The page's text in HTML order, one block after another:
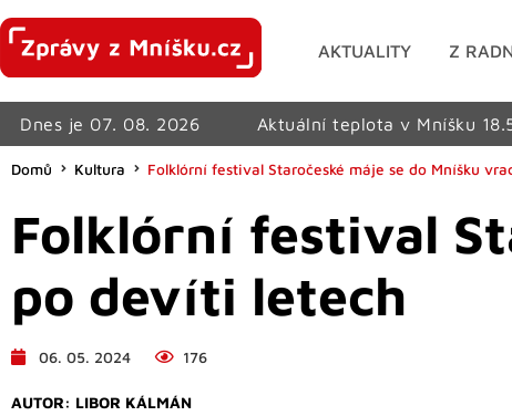
AKTUALITY Z
Dnes je 07. 08. 2026 Aktuální teplota v Mníšku
Domů Kultura Folklórní festival Staročeské máje se do Mníšku
Folklórní festival
po devíti letech
06. 05. 2024 176
AUTOR: LIBOR KÁLMÁN